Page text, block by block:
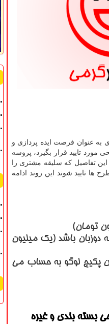
10 روز کاری را برای مشتری به عنوان فرصت ایده پردازی و
ارائه شده طرحی مورد تایید قرار بگیرد، پروسه
تفاصیل که سلیقه مشتری را
ها تایید شوند این روند ادامه
تومان)
دوزبان باشد (یک میلیون
پکیج لوگو به حساب می
بسته بندی و غیره